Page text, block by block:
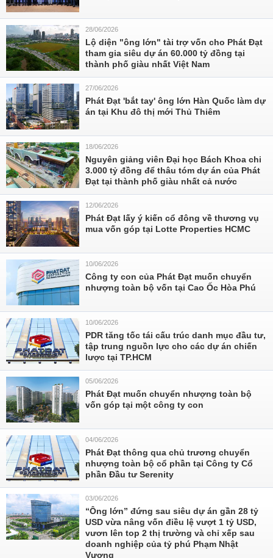
28/06/2026
Lộ diện "ông lớn" tài trợ vốn cho Phát Đạt
tham gia siêu dự án 60.000 tỷ đồng tại
thành phố giàu nhất Việt Nam
27/06/2026
Phát Đạt 'bắt tay' ông lớn Hàn Quốc làm dự
án tại Khu đô thị mới Thủ Thiêm
18/06/2026
Nguyên giảng viên Đại học Bách Khoa chi
3.000 tỷ đồng để thâu tóm dự án của Phát
Đạt tại thành phố giàu nhất cả nước
12/06/2026
Phát Đạt lấy ý kiến cổ đông về thương vụ
mua vốn góp tại Lotte Properties HCMC
10/06/2026
Công ty con của Phát Đạt muốn chuyển
nhượng toàn bộ vốn tại Cao Ốc Hòa Phú
10/06/2026
PDR tăng tốc tái cấu trúc danh mục đầu tư,
tập trung nguồn lực cho các dự án chiến
lược tại TP.HCM
05/06/2026
Phát Đạt muốn chuyển nhượng toàn bộ
vốn góp tại một công ty con
04/06/2026
Phát Đạt thông qua chủ trương chuyển
nhượng toàn bộ cổ phần tại Công ty Cổ
phần Đầu tư Serenity
03/06/2026
“Ông lớn” đứng sau siêu dự án gần 28 tỷ
USD vừa nâng vốn điều lệ vượt 1 tỷ USD,
vươn lên top 2 thị trường và chỉ xếp sau
doanh nghiệp của tỷ phú Phạm Nhật
Vượng